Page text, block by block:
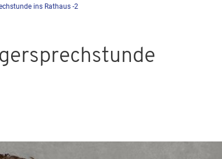
ins Rathaus -2